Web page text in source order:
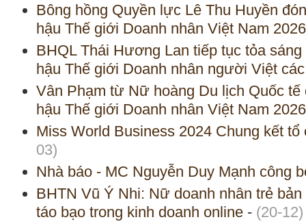
Bông hồng Quyền lực Lê Thu Huyền
hậu Thế giới Doanh nhân Việt Nam
BHQL Thái Hương Lan tiếp tục tỏa
hậu Thế giới Doanh nhân người Việt
Vân Phạm từ Nữ hoàng Du lịch Quốc
hậu Thế giới Doanh nhân Việt Nam
Miss World Business 2024 Chung kết
03)
Nhà báo - MC Nguyễn Duy Mạnh công
BHTN Vũ Ý Nhi: Nữ doanh nhân trẻ
táo bạo trong kinh doanh online - (20-12)